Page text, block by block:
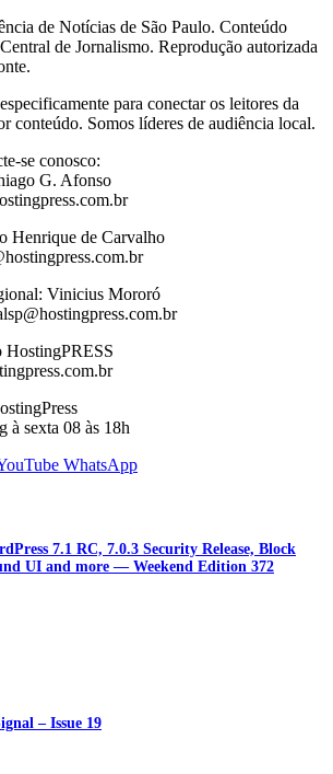
de Notícias de São Paulo. Conteúdo
de Jornalismo. Reprodução autorizada
para conectar os leitores da
conteúdo. Somos líderes de audiência local.
se conosco:
G. Afonso
Henrique de Carvalho
Vinicius Mororó
HostingPRESS
à sexta 08 às 18h
WhatsApp
7.1 RC, 7.0.3 Security Release, Block
UI and more — Weekend Edition 372
– Issue 19